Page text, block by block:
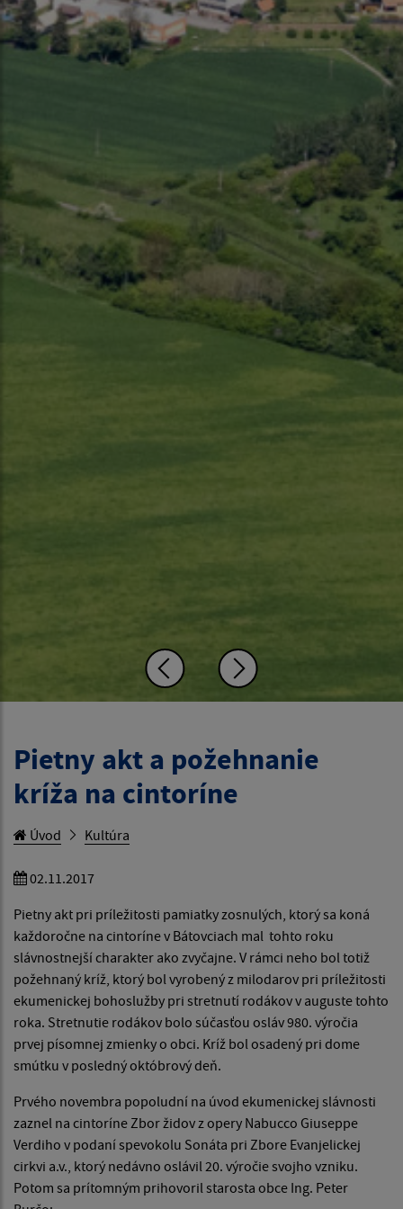
Pietny akt a požehnanie
kríža na cintoríne
Úvod Kultúra
02.11.2017
Pietny akt pri príležitosti pamiatky zosnulých, ktorý sa koná
každoročne na cintoríne v Bátovciach mal tohto roku
slávnostnejší charakter ako zvyčajne. V rámci neho bol totiž
požehnaný kríž, ktorý bol vyrobený z milodarov pri príležitosti
ekumenickej bohoslužby pri stretnutí rodákov v auguste tohto
roka. Stretnutie rodákov bolo súčasťou osláv 980. výročia
prvej písomnej zmienky o obci. Kríž bol osadený pri dome
smútku v posledný októbrový deň.
Prvého novembra popoludní na úvod ekumenickej slávnosti
zaznel na cintoríne Zbor židov z opery Nabucco Giuseppe
Verdiho v podaní spevokolu Sonáta pri Zbore Evanjelickej
cirkvi a.v., ktorý nedávno oslávil 20. výročie svojho vzniku.
Potom sa prítomným prihovoril starosta obce Ing. Peter